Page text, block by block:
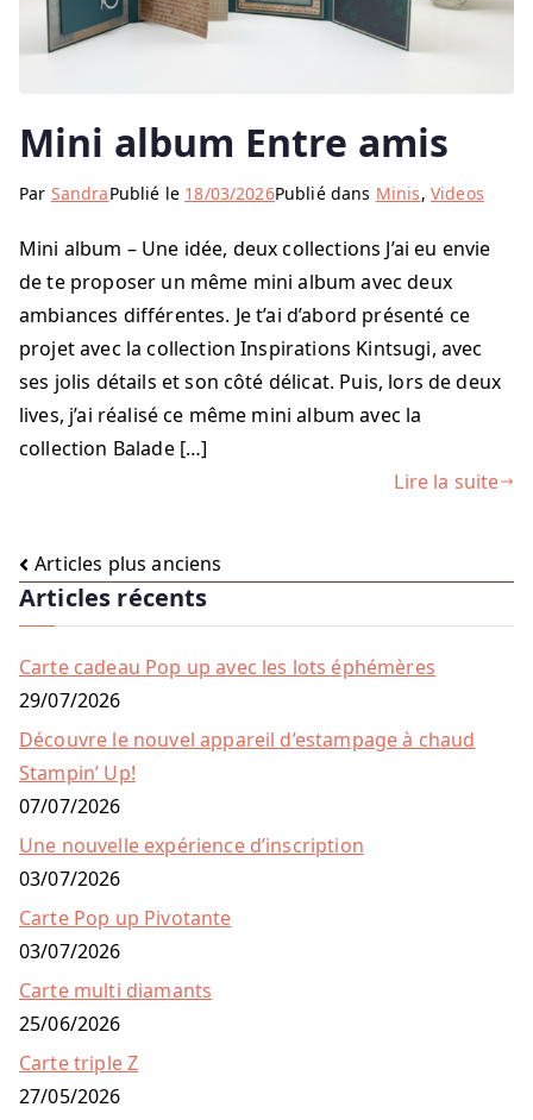
Mini album Entre amis
Par SandraPublié le 18/03/2026Publié dans Minis, Videos
Mini album – Une idée, deux collections J’ai eu envie
de te proposer un même mini album avec deux
ambiances différentes. Je t’ai d’abord présenté ce
projet avec la collection Inspirations Kintsugi, avec
ses jolis détails et son côté délicat. Puis, lors de deux
lives, j’ai réalisé ce même mini album avec la
collection Balade […]
Lire la suite
Navigation
des
articles
Articles plus anciens
Articles récents
Carte cadeau Pop up avec les lots éphémères
29/07/2026
Découvre le nouvel appareil d’estampage à chaud
Stampin’ Up!
07/07/2026
Une nouvelle expérience d’inscription
03/07/2026
Carte Pop up Pivotante
03/07/2026
Carte multi diamants
25/06/2026
Carte triple Z
27/05/2026